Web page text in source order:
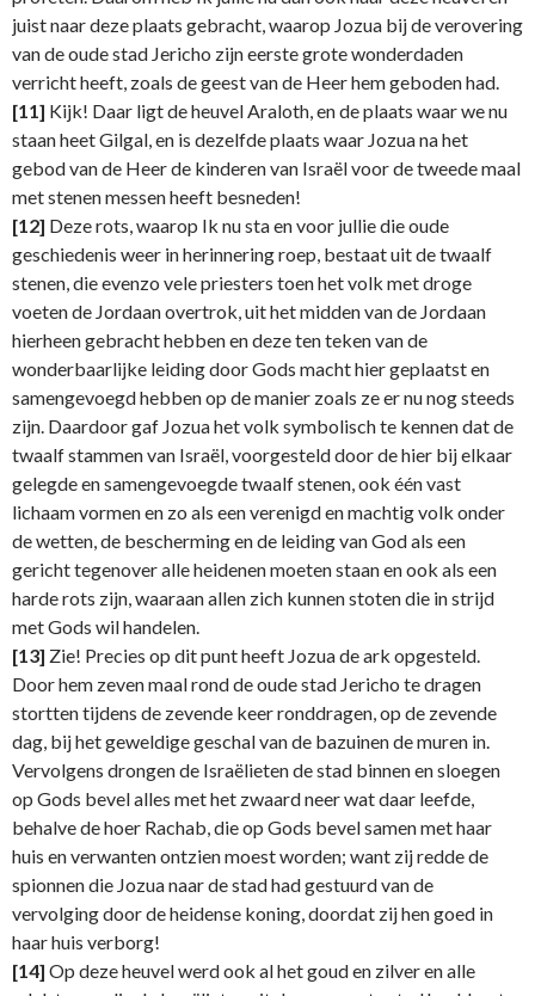
juist naar deze plaats gebracht, waarop Jozua bij de verovering
van de oude stad Jericho zijn eerste grote wonderdaden
verricht heeft, zoals de geest van de Heer hem geboden had.
[11] Kijk! Daar ligt de heuvel Araloth, en de plaats waar we nu
staan heet Gilgal, en is dezelfde plaats waar Jozua na het
gebod van de Heer de kinderen van Israël voor de tweede maal
met stenen messen heeft besneden!
[12] Deze rots, waarop Ik nu sta en voor jullie die oude
geschiedenis weer in herinnering roep, bestaat uit de twaalf
stenen, die evenzo vele priesters toen het volk met droge
voeten de Jordaan overtrok, uit het midden van de Jordaan
hierheen gebracht hebben en deze ten teken van de
wonderbaarlijke leiding door Gods macht hier geplaatst en
samengevoegd hebben op de manier zoals ze er nu nog steeds
zijn. Daardoor gaf Jozua het volk symbolisch te kennen dat de
twaalf stammen van Israël, voorgesteld door de hier bij elkaar
gelegde en samengevoegde twaalf stenen, ook één vast
lichaam vormen en zo als een verenigd en machtig volk onder
de wetten, de bescherming en de leiding van God als een
gericht tegenover alle heidenen moeten staan en ook als een
harde rots zijn, waaraan allen zich kunnen stoten die in strijd
met Gods wil handelen.
[13] Zie! Precies op dit punt heeft Jozua de ark opgesteld.
Door hem zeven maal rond de oude stad Jericho te dragen
stortten tijdens de zevende keer ronddragen, op de zevende
dag, bij het geweldige geschal van de bazuinen de muren in.
Vervolgens drongen de Israëlieten de stad binnen en sloegen
op Gods bevel alles met het zwaard neer wat daar leefde,
behalve de hoer Rachab, die op Gods bevel samen met haar
huis en verwanten ontzien moest worden; want zij redde de
spionnen die Jozua naar de stad had gestuurd van de
vervolging door de heidense koning, doordat zij hen goed in
haar huis verborg!
[14] Op deze heuvel werd ook al het goud en zilver en alle